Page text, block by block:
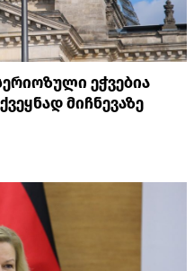
ეჭვებია
მიჩნევაზე